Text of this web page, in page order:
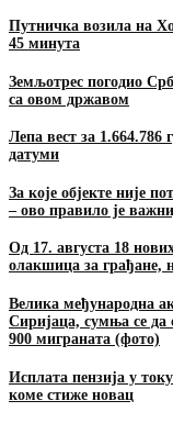
Путничка возила на
45 минута
Земљотрес погодио
са овом државом
Лепа вест за
датуми
За које објекте није
– ово правило је
Од 17. августа 18
олакшица за грађане,
Велика међународна
Сиријаца, сумња се да
900 миграната (фото)
Исплата пензија у
коме стиже новац